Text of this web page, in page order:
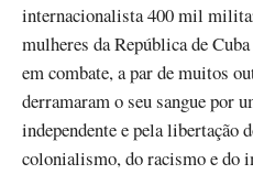
internacionalista 400 mil
mulheres da República de
em combate, a par de muitos
derramaram o seu sangue por
independente e pela libertação
colonialismo, do racismo e do